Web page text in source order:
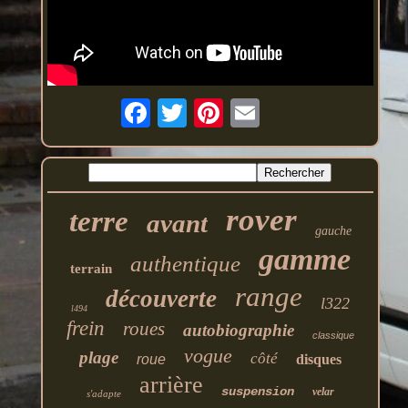
terre avant rover gauche
terrain authentique gamme
l494 découverte range l322
frein roues autobiographie classique
plage roue vogue côté disques
s'adapte arrière suspension velar